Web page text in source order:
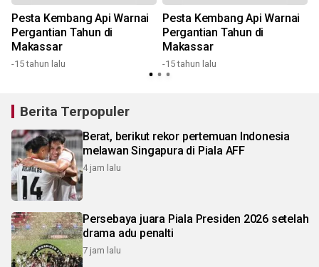
Pesta Kembang Api Warnai
Pergantian Tahun di
Makassar
-15 tahun lalu
Pesta Kembang Api Warnai
Pergantian Tahun di
Makassar
-15 tahun lalu
Berita Terpopuler
Berat, berikut rekor pertemuan Indonesia
melawan Singapura di Piala AFF
4 jam lalu
Persebaya juara Piala Presiden 2026 setelah
drama adu penalti
7 jam lalu